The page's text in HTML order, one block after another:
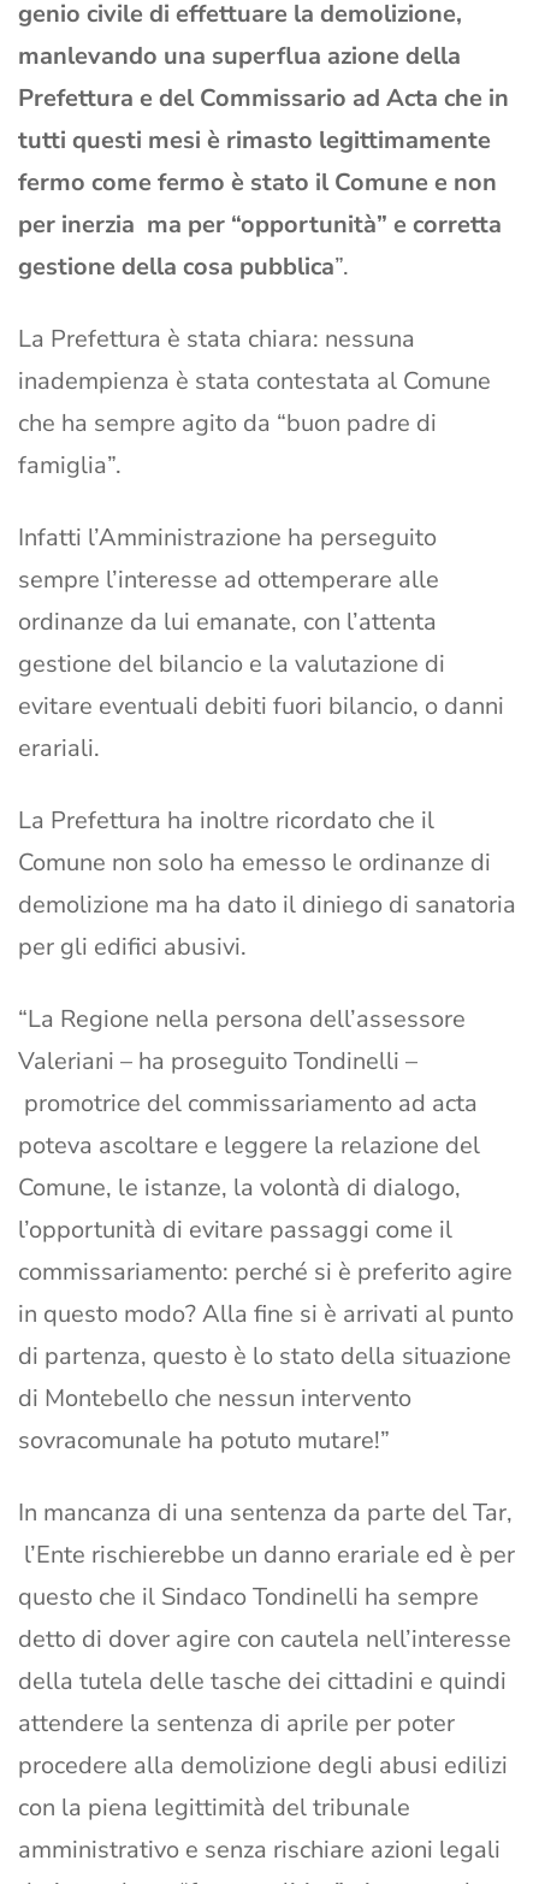
genio civile di effettuare la demolizione,
manlevando una superflua azione della
Prefettura e del Commissario ad Acta che in
tutti questi mesi è rimasto legittimamente
fermo come fermo è stato il Comune e non
per inerzia ma per “opportunità” e corretta
gestione della cosa pubblica”.
La Prefettura è stata chiara: nessuna
inadempienza è stata contestata al Comune
che ha sempre agito da “buon padre di
famiglia”.
Infatti l’Amministrazione ha perseguito
sempre l’interesse ad ottemperare alle
ordinanze da lui emanate, con l’attenta
gestione del bilancio e la valutazione di
evitare eventuali debiti fuori bilancio, o danni
erariali.
La Prefettura ha inoltre ricordato che il
Comune non solo ha emesso le ordinanze di
demolizione ma ha dato il diniego di sanatoria
per gli edifici abusivi.
“La Regione nella persona dell’assessore
Valeriani – ha proseguito Tondinelli –
promotrice del commissariamento ad acta
poteva ascoltare e leggere la relazione del
Comune, le istanze, la volontà di dialogo,
l’opportunità di evitare passaggi come il
commissariamento: perché si è preferito agire
in questo modo? Alla fine si è arrivati al punto
di partenza, questo è lo stato della situazione
di Montebello che nessun intervento
sovracomunale ha potuto mutare!”
In mancanza di una sentenza da parte del Tar,
l’Ente rischierebbe un danno erariale ed è per
questo che il Sindaco Tondinelli ha sempre
detto di dover agire con cautela nell’interesse
della tutela delle tasche dei cittadini e quindi
attendere la sentenza di aprile per poter
procedere alla demolizione degli abusi edilizi
con la piena legittimità del tribunale
amministrativo e senza rischiare azioni legali